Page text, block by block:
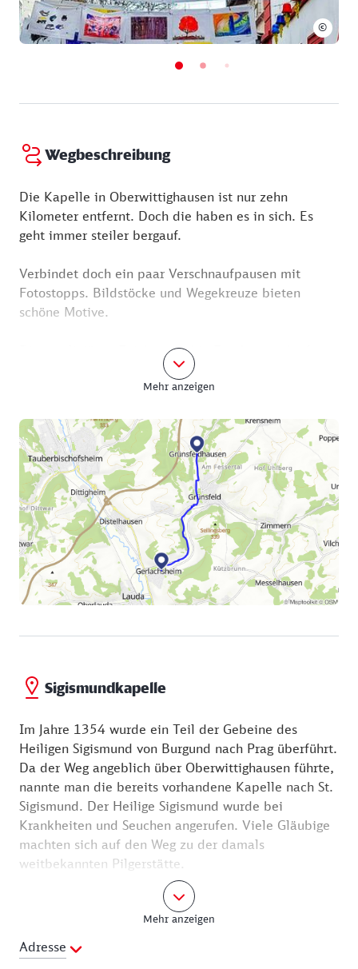
©
Wegbeschreibung
Die Kapelle in Oberwittighausen ist nur zehn
Kilometer entfernt. Doch die haben es in sich. Es
geht immer steiler bergauf.
Verbindet doch ein paar Verschnaufpausen mit
Fotostopps. Bildstöcke und Wegekreuze bieten
schöne Motive.
Diese religiösen Zeichen sind in Franken noch oft zu
finden. Die Tradition erreichte im 18. Jahrhundert
ihren Höhepunkt. Bildstöcke sollten den Dörfern
wenn sie vorübergingen. Doch nun zurück auf den
Sattel.
Mit frischen Kräften geht es hinter Krensheim
hügelabwärts, durch Felder und Wiesen, bevor Ihr
kurz vor Poppenhausen noch mal ordentlich in die
Pedale treten müsst, um die Krensheimer Höhe mit
ihren 347 Metern zu bezwingen.
Während der restlichen drei Kilometer zur Kapelle
Mehr anzeigen
Sigismundkapelle
Im Jahre 1354 wurde ein Teil der Gebeine des
Heiligen Sigismund von Burgund nach Prag überführt.
Da der Weg angeblich über Oberwittighausen führte,
nannte man die bereits vorhandene Kapelle nach St.
Sigismund. Der Heilige Sigismund wurde bei
Krankheiten und Seuchen angerufen. Viele Gläubige
machten sich auf den Weg zu der damals
weitbekannten Pilgerstätte.
Erbaut wurde die Kapelle bereits im 12.
Jahrhundert, wie St. Achatius, als oktogonaler
Zentralbau. Sie gilt damit als eine der ältesten
Sakralbauten im Main-Tauber-Kreis. Nach starker
Mehr anzeigen
Adresse